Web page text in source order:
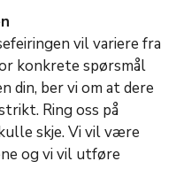
vil variere fra
konkrete spørsmål
din, ber vi om at dere
Ring oss på
skje. Vi vil være
og vi vil utføre